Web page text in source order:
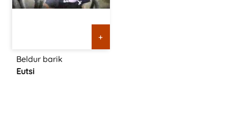
+
Beldur barik
Eutsi